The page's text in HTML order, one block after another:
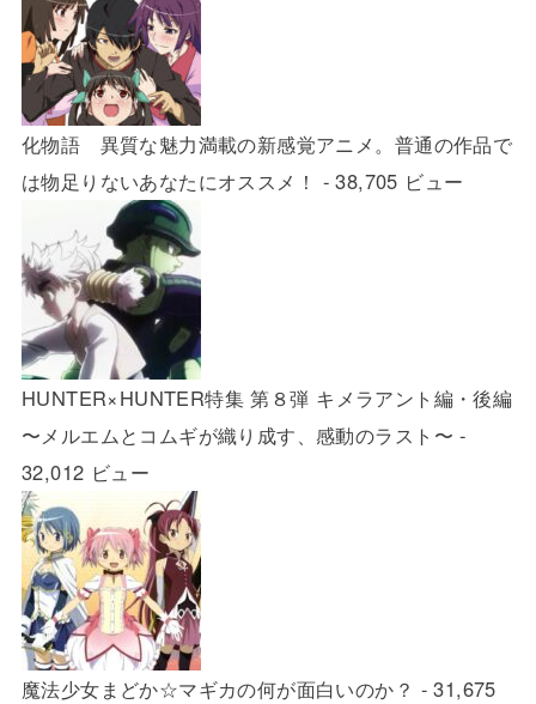
化物語 異質な魅力満載の新感覚アニメ。普通の作品で
は物足りないあなたにオススメ！ - 38,705 ビュー
HUNTER×HUNTER特集 第８弾 キメラアント編・後編
〜メルエムとコムギが織り成す、感動のラスト〜 -
32,012 ビュー
魔法少女まどか☆マギカの何が面白いのか？ - 31,675